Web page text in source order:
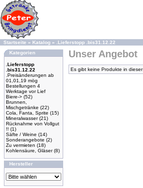
Startseite » Katalog » .Lieferstopp .bis31.12.22
Kategorien
.Lieferstopp
.bis31.12.22
.Preisänderungen ab
01,01,19 mög
Bestellungen 4
Werktage vor Lief
Biere-> (52)
Brunnen,
Mischgetränke (22)
Cola, Fanta, Sprite (15)
Mineralwasser(21)
Rücknahme von Vollgut
!! (1)
Säfte / Weine (14)
Sonderangebote (2)
Zu vermieten (18)
Kohlensäure, Gläser(8)
Hersteller
Unser Angebot
Es gibt keine Produkte in dieser